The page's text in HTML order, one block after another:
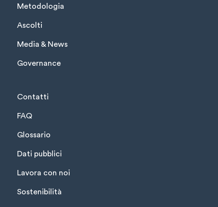
Metodologia
Ascolti
Media & News
Governance
Contatti
FAQ
Glossario
Dati pubblici
Lavora con noi
Sostenibilità